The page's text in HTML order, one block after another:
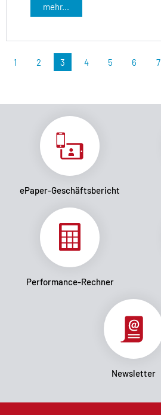
mehr...
1 2 3 4 5 6 7
ePaper-Geschäftsbericht
Performance-Rechner
Newsletter